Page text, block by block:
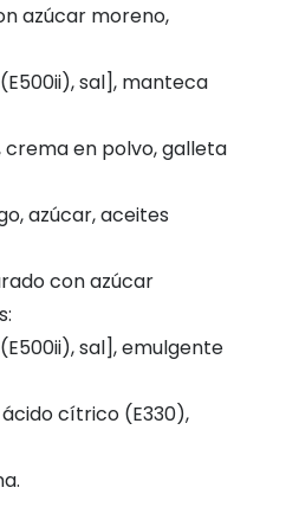
azúcar moreno,
sal], manteca
en polvo, galleta
azúcar, aceites
con azúcar
sal], emulgente
cítrico (E330),